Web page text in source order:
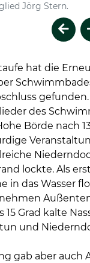
Jörg Stern.
hat die
des
Börde nach
lockte. Als
in das Wasser
15 Grad kalte
und
gab aber auch